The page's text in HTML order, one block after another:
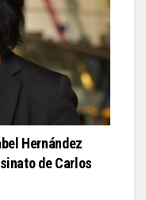
Hernández
de Carlos